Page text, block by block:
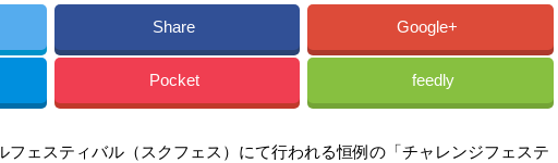
Share Google+
Pocket feedly
フェスティバル（スクフェス）にて行われる恒例の「チャレンジフェステ